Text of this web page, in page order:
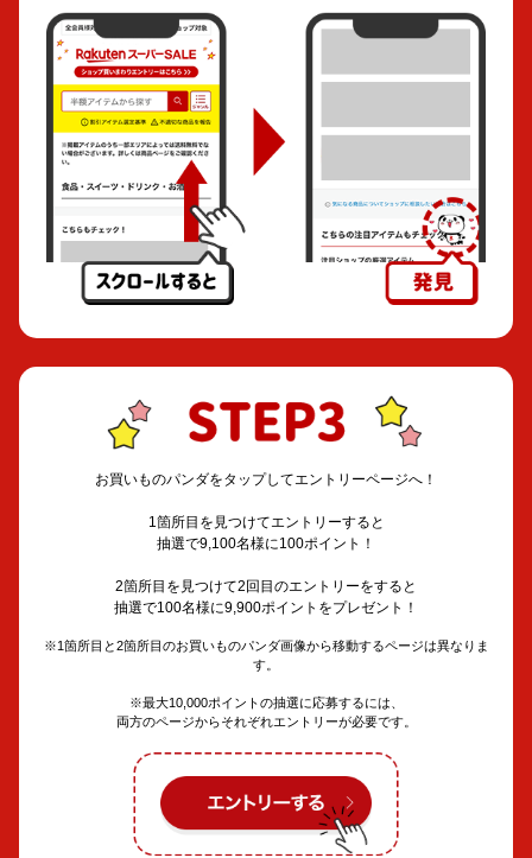
お買いものパンダをタップしてエントリーページへ！
1箇所目を見つけてエントリーすると
抽選で9,100名様に100ポイント！
2箇所目を見つけて2回目のエントリーをすると
抽選で100名様に9,900ポイントをプレゼント！
※1箇所目と2箇所目のお買いものパンダ画像から移動するページは異なりま
す。
※最大10,000ポイントの抽選に応募するには、
両方のページからそれぞれエントリーが必要です。